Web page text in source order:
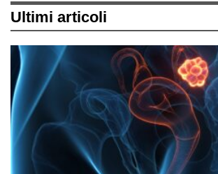
Ultimi articoli